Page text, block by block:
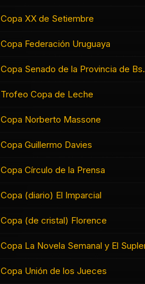
Copa XX de Setiembre
Copa Federación Uruguaya
Copa Senado de la Provincia de
Trofeo Copa de Leche
Copa Norberto Massone
Copa Guillermo Davies
Copa Círculo de la Prensa
Copa (diario) El Imparcial
Copa (de cristal) Florence
Copa La Novela Semanal y El
Copa Unión de los Jueces